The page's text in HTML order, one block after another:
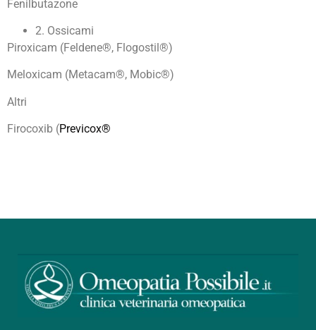
Fenilbutazone
2. Ossicami
Piroxicam (Feldene®, Flogostil®)
Meloxicam (Metacam®, Mobic®)
Altri
Firocoxib (Previcox®